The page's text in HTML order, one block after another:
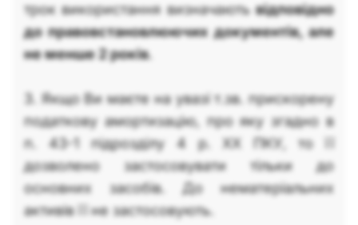
трок використання визначаютьвідповідно
до правовстановлюючих документів, але
не менше 2 років.
3. Якщо Ви маєте на увазі т.зв. прискорену
податкову амортизацію, про яку згадно в
п. 43-1 підрозділу 4 р. ХХ ПКУ, то її
дозволено застосовувати тільки до
основних засобів. До нематеріальних
активів її не застосовують.